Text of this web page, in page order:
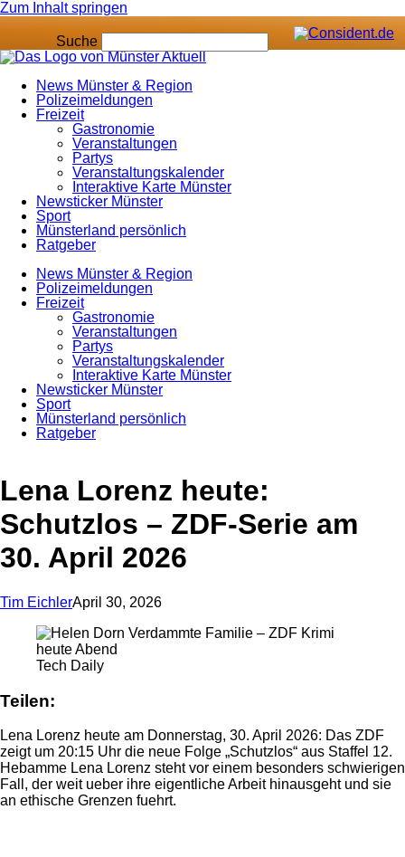
Zum Inhalt springen
Suche
News Münster & Region
Polizeimeldungen
Freizeit
Gastronomie
Veranstaltungen
Partys
Veranstaltungskalender
Interaktive Karte Münster
Newsticker Münster
Sport
Münsterland persönlich
Ratgeber
News Münster & Region
Polizeimeldungen
Freizeit
Gastronomie
Veranstaltungen
Partys
Veranstaltungskalender
Interaktive Karte Münster
Newsticker Münster
Sport
Münsterland persönlich
Ratgeber
Anzeige
Lena Lorenz heute:
Schutzlos – ZDF-Serie am
30. April 2026
Tim EichlerApril 30, 2026
Tech Daily
Teilen:
Lena Lorenz heute am Donnerstag, 30. April 2026: Das ZDF
zeigt um 20:15 Uhr die neue Folge „Schutzlos“ aus Staffel 12.
Hebamme Lena Lorenz steht vor einem besonders schwierigen
Fall, der weit ueber ihre eigentliche Arbeit hinausgeht und sie
an ethische Grenzen fuehrt.